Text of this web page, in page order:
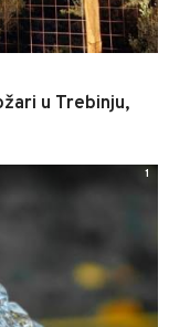
u Trebinju,
1